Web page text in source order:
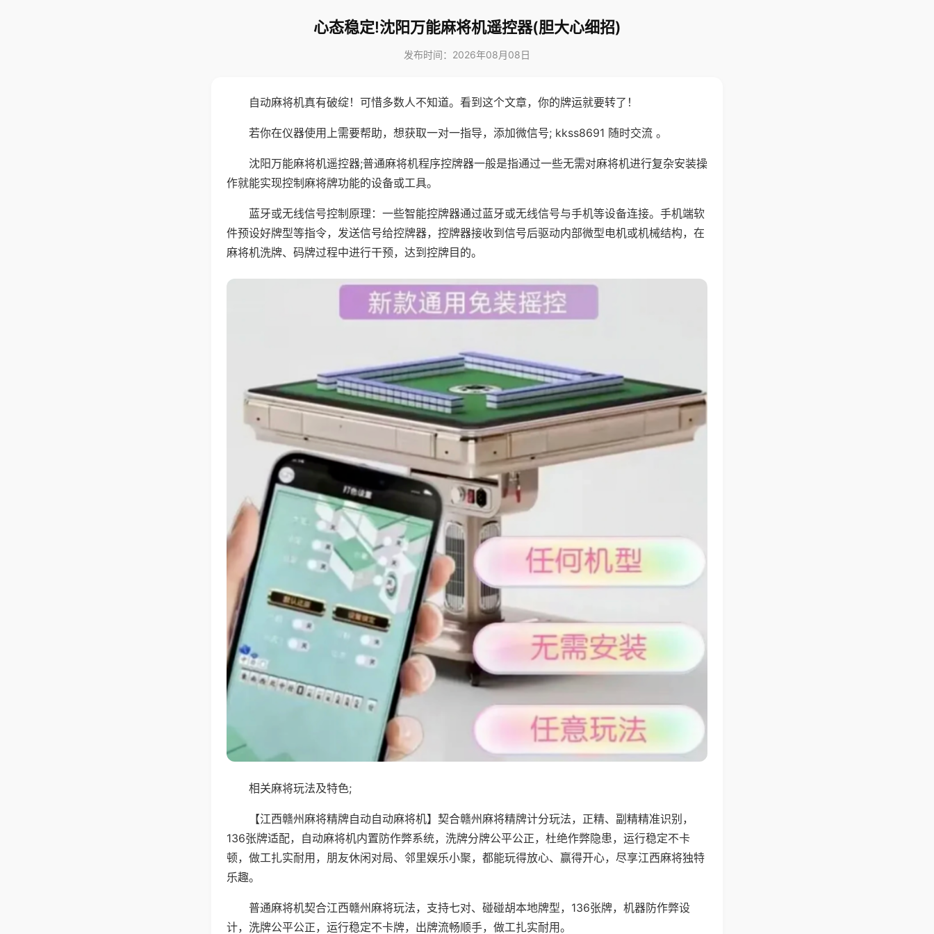
心态稳定!沈阳万能麻将机遥控器(胆大心细招)
发布时间：2026年08月08日
自动麻将机真有破绽！可惜多数人不知道。看到这个文章，你的牌运就要转了！
若你在仪器使用上需要帮助，想获取一对一指导，添加微信号; kkss8691 随时交流 。
沈阳万能麻将机遥控器;普通麻将机程序控牌器一般是指通过一些无需对麻将机进行复杂安装操
作就能实现控制麻将牌功能的设备或工具。
蓝牙或无线信号控制原理：一些智能控牌器通过蓝牙或无线信号与手机等设备连接。手机端软
件预设好牌型等指令，发送信号给控牌器，控牌器接收到信号后驱动内部微型电机或机械结构，在
麻将机洗牌、码牌过程中进行干预，达到控牌目的。
相关麻将玩法及特色;
【江西赣州麻将精牌自动自动麻将机】契合赣州麻将精牌计分玩法，正精、副精精准识别，
136张牌适配，自动麻将机内置防作弊系统，洗牌分牌公平公正，杜绝作弊隐患，运行稳定不卡
顿，做工扎实耐用，朋友休闲对局、邻里娱乐小聚，都能玩得放心、赢得开心，尽享江西麻将独特
乐趣。
普通麻将机契合江西赣州麻将玩法，支持七对、碰碰胡本地牌型，136张牌，机器防作弊设
计，洗牌公平公正，运行稳定不卡牌，出牌流畅顺手，做工扎实耐用。